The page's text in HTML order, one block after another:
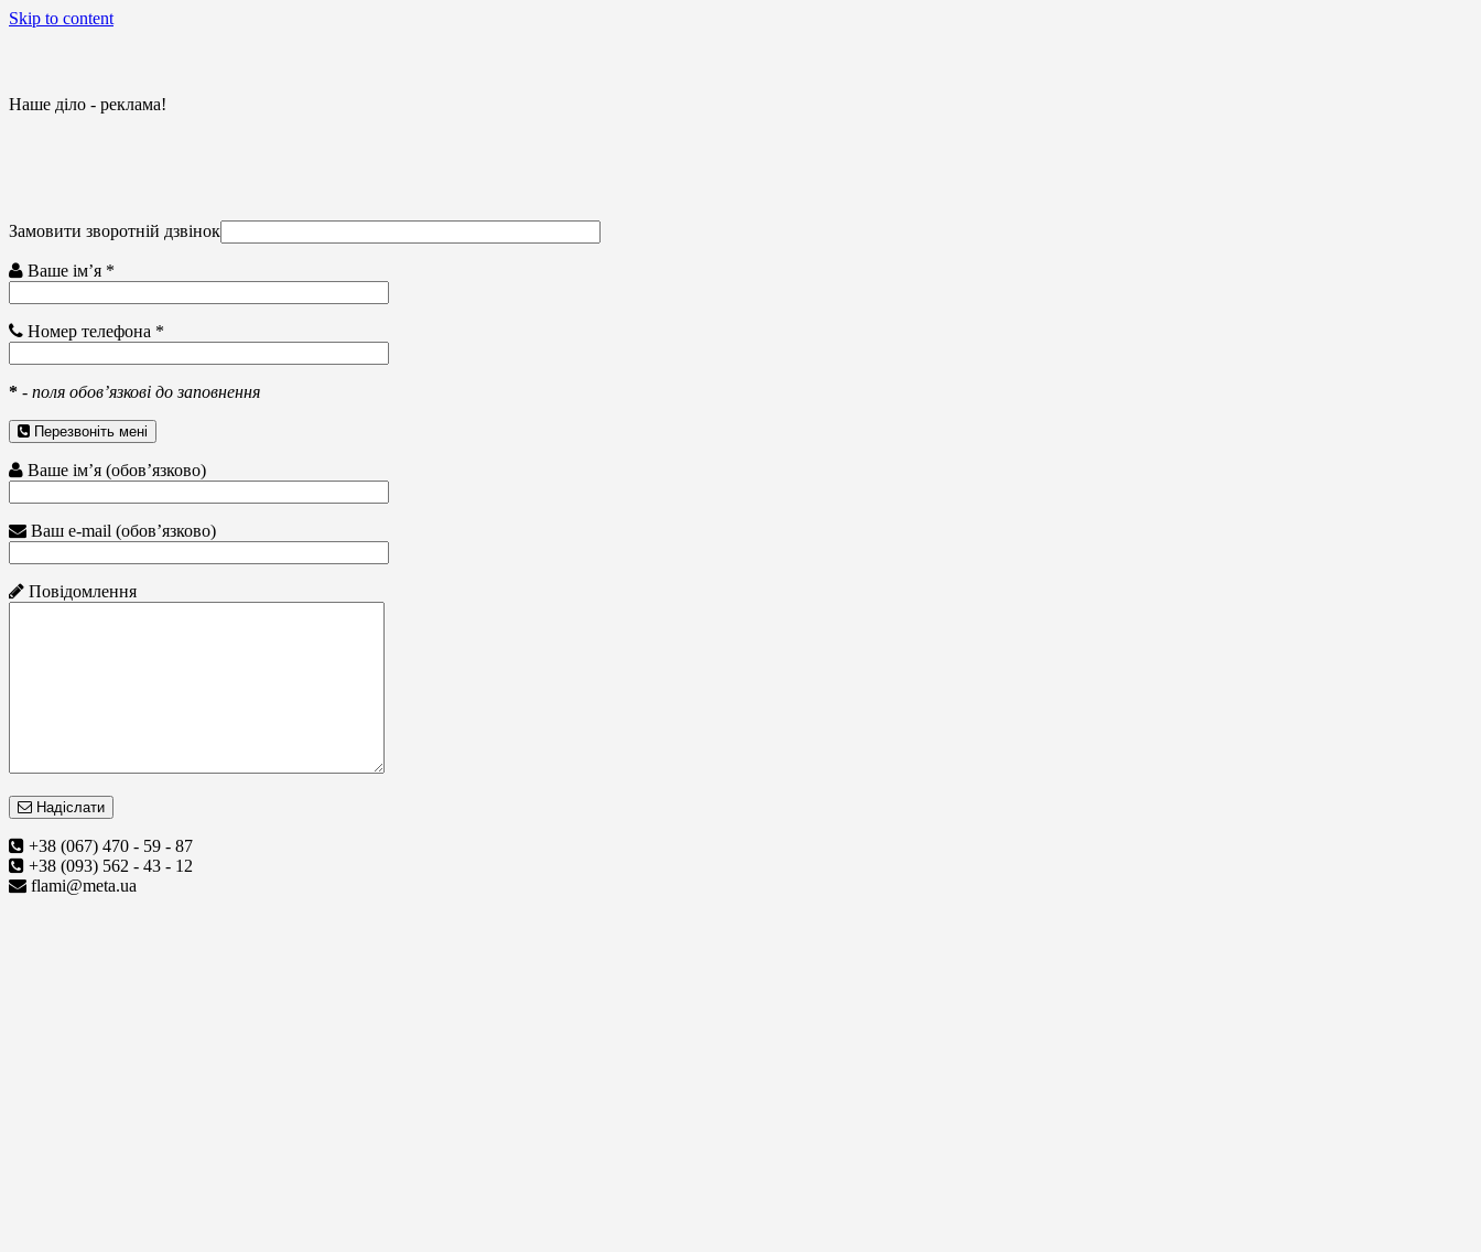
Skip to content
Наше діло - реклама!
Замовити зворотній дзвінок
Ваше ім’я *
Номер телефона *
* - поля обов’язкові до заповнення
Перезвоніть мені
Ваше ім’я (обов’язково)
Ваш e-mail (обов’язково)
Повідомлення
Надіслати
+38 (067) 470 - 59 - 87
+38 (093) 562 - 43 - 12
flami@meta.ua